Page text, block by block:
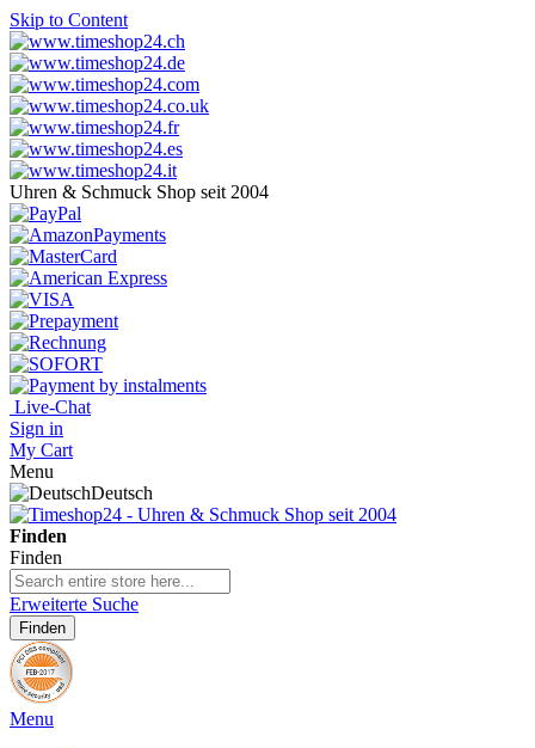
Skip to Content
Uhren & Schmuck Shop seit 2004
Live-Chat
Sign in
My Cart
Menu
Deutsch
Finden
Finden
Erweiterte Suche
Finden
Menu